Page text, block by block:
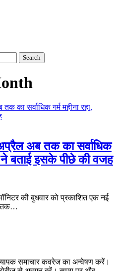
अब तक का सर्वाधिक
ने बताई इसके पीछे की वजह
की बुधवार को प्रकाशित एक नई
तक…
समाचार कवरेज का अन्वेषण करें।